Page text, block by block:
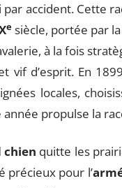
par accident. Cette
esiècle, portée par
à la fois
vif d’esprit. En
locales,
propulse la
chien quitte les
précieux pour l’